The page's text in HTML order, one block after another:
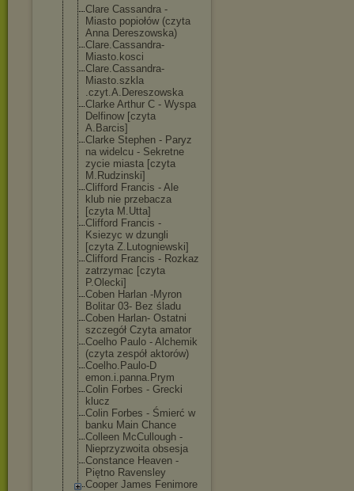
Clare Cassandra -
Miasto popiołów (czyta
Anna Dereszowska)
Clare.Cassandra-
Miasto.kosci
Clare.Cassandra-
Miasto.szkla
.czyt.A.Dereszowska
Clarke Arthur C - Wyspa
Delfinow [czyta
A.Barcis]
Clarke Stephen - Paryz
na widelcu - Sekretne
zycie miasta [czyta
M.Rudzinski]
Clifford Francis - Ale
klub nie przebacza
[czyta M.Utta]
Clifford Francis -
Ksiezyc w dzungli
[czyta Z.Lutogniewski]
Clifford Francis - Rozkaz
zatrzymac [czyta
P.Olecki]
Coben Harlan -Myron
Bolitar 03- Bez śladu
Coben Harlan- Ostatni
szczegół Czyta amator
Coelho Paulo - Alchemik
(czyta zespół aktorów)
Coelho.Paulo-D
emon.i.panna.Prym
Colin Forbes - Grecki
klucz
Colin Forbes - Śmierć w
banku Main Chance
Colleen McCullough -
Nieprzyzwoita obsesja
Constance Heaven -
Piętno Ravensley
Cooper James Fenimore